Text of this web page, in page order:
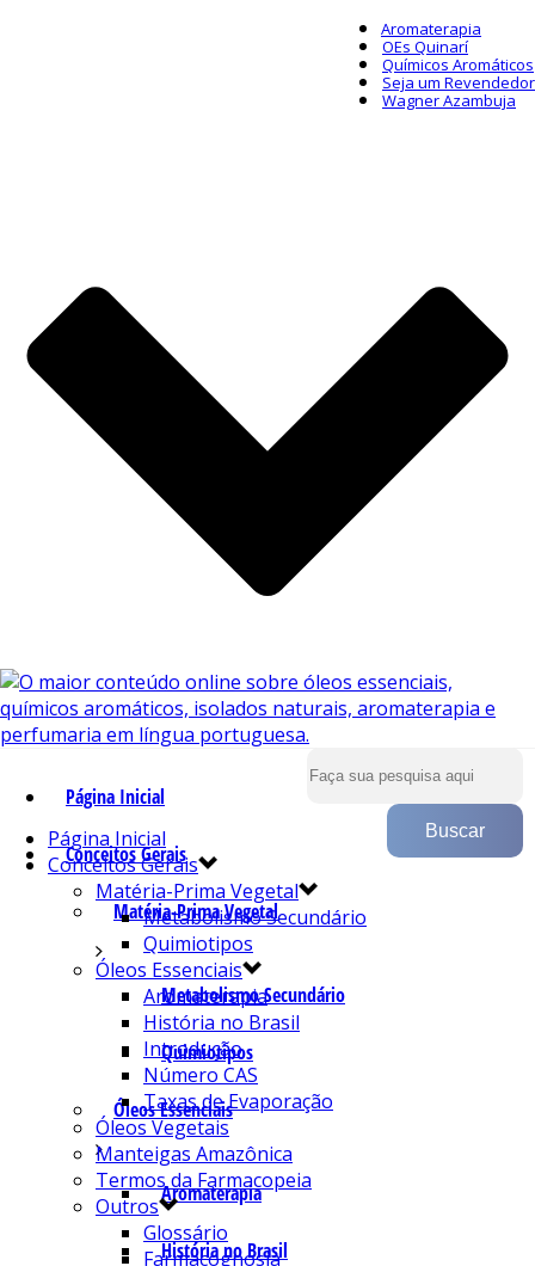
Aromaterapia
OEs Quinarí
Químicos Aromáticos
Seja um Revendedor
Wagner Azambuja
Página Inicial
Conceitos Gerais
Matéria-Prima Vegetal
Metabolismo Secundário
Quimiotipos
Óleos Essenciais
Aromaterapia
História no Brasil
Página Inicial
Conceitos Gerais
Matéria-Prima Vegetal
Metabolismo Secundário
Quimiotipos
Óleos Essenciais
Aromaterapia
História no Brasil
Introdução
Número CAS
Taxas de Evaporação
Óleos Vegetais
Manteigas Amazônica
Termos da Farmacopeia
Outros
Glossário
Farmacognosia